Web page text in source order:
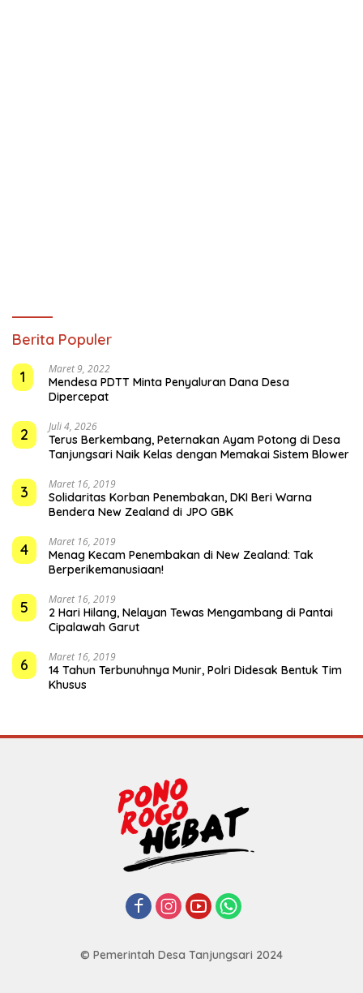
Berita Populer
1
Maret 9, 2022
Mendesa PDTT Minta Penyaluran Dana Desa
Dipercepat
2 Juli 4, 2026
Terus Berkembang, Peternakan Ayam Potong di Desa
Tanjungsari Naik Kelas dengan Memakai Sistem Blower
3 Maret 16, 2019
Solidaritas Korban Penembakan, DKI Beri Warna
Bendera New Zealand di JPO GBK
4 Maret 16, 2019
Menag Kecam Penembakan di New Zealand: Tak
Berperikemanusiaan!
5 Maret 16, 2019
2 Hari Hilang, Nelayan Tewas Mengambang di Pantai
Cipalawah Garut
6 Maret 16, 2019
14 Tahun Terbunuhnya Munir, Polri Didesak Bentuk Tim
Khusus
© Pemerintah Desa Tanjungsari 2024